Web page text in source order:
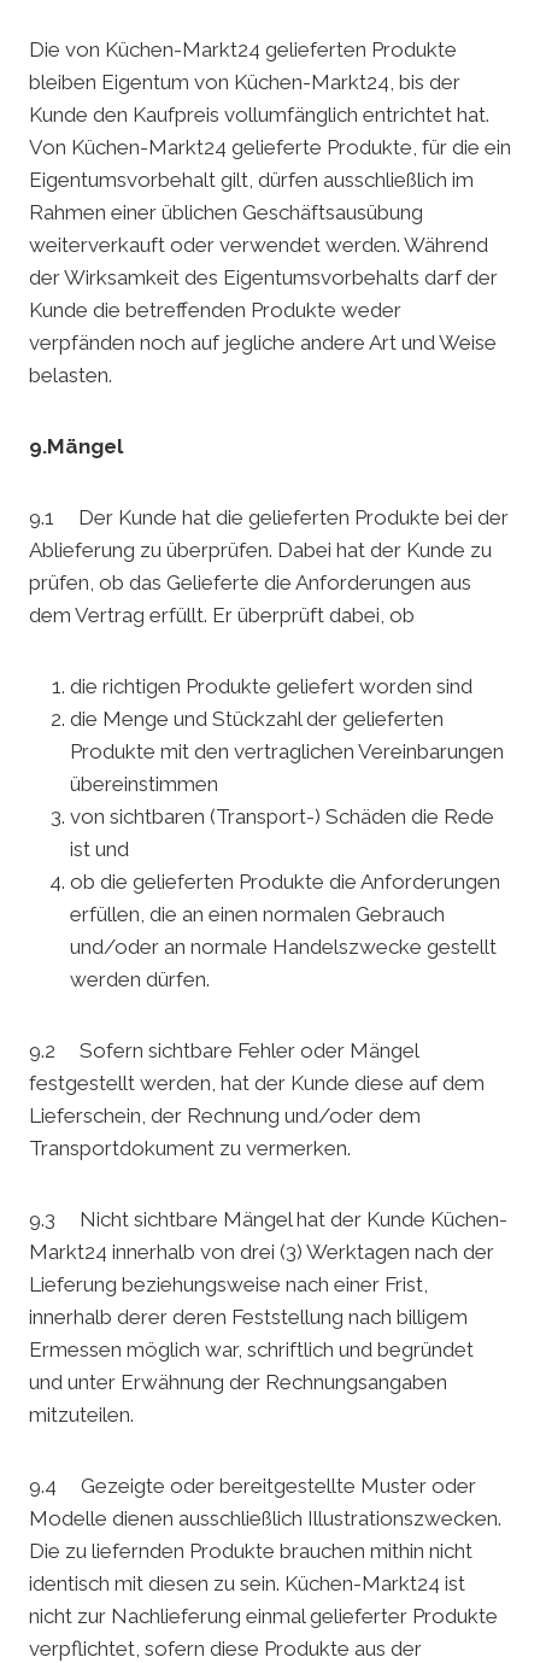
Die von Küchen-Markt24 gelieferten Produkte
bleiben Eigentum von Küchen-Markt24, bis der
Kunde den Kaufpreis vollumfänglich entrichtet hat.
Von Küchen-Markt24 gelieferte Produkte, für die ein
Eigentumsvorbehalt gilt, dürfen ausschließlich im
Rahmen einer üblichen Geschäftsausübung
weiterverkauft oder verwendet werden. Während
der Wirksamkeit des Eigentumsvorbehalts darf der
Kunde die betreffenden Produkte weder
verpfänden noch auf jegliche andere Art und Weise
belasten.
9.Mängel
9.1 Der Kunde hat die gelieferten Produkte bei der
Ablieferung zu überprüfen. Dabei hat der Kunde zu
prüfen, ob das Gelieferte die Anforderungen aus
dem Vertrag erfüllt. Er überprüft dabei, ob
die richtigen Produkte geliefert worden sind
die Menge und Stückzahl der gelieferten
Produkte mit den vertraglichen Vereinbarungen
übereinstimmen
von sichtbaren (Transport-) Schäden die Rede
ist und
ob die gelieferten Produkte die Anforderungen
erfüllen, die an einen normalen Gebrauch
und/oder an normale Handelszwecke gestellt
werden dürfen.
9.2 Sofern sichtbare Fehler oder Mängel
festgestellt werden, hat der Kunde diese auf dem
Lieferschein, der Rechnung und/oder dem
Transportdokument zu vermerken.
9.3 Nicht sichtbare Mängel hat der Kunde Küchen-
Markt24 innerhalb von drei (3) Werktagen nach der
Lieferung beziehungsweise nach einer Frist,
innerhalb derer deren Feststellung nach billigem
Ermessen möglich war, schriftlich und begründet
und unter Erwähnung der Rechnungsangaben
mitzuteilen.
9.4 Gezeigte oder bereitgestellte Muster oder
Modelle dienen ausschließlich Illustrationszwecken.
Die zu liefernden Produkte brauchen mithin nicht
identisch mit diesen zu sein. Küchen-Markt24 ist
nicht zur Nachlieferung einmal gelieferter Produkte
verpflichtet, sofern diese Produkte aus der